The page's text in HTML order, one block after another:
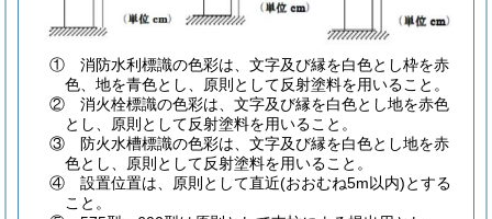
① 消防水利標識の色彩は、文字及び縁を白色とし枠を赤
色、地を青色とし、原則として反射塗料を用いること。
② 消火栓標識の色彩は、文字及び縁を白色とし地を赤色
とし、原則として反射塗料を用いること。
③ 防火水槽標識の色彩は、文字及び縁を白色とし地を赤
色とし、原則として反射塗料を用いること。
④ 設置位置は、原則として直近(おおむね5m以内)とする
こと。